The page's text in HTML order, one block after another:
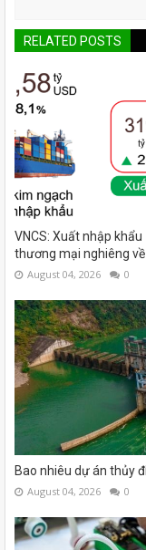
RELATED POSTS
VNCS: Xuất nhập
thương mại nghiêng
August 04, 2026 0
Bao nhiêu dự án thủy
August 04, 2026 0